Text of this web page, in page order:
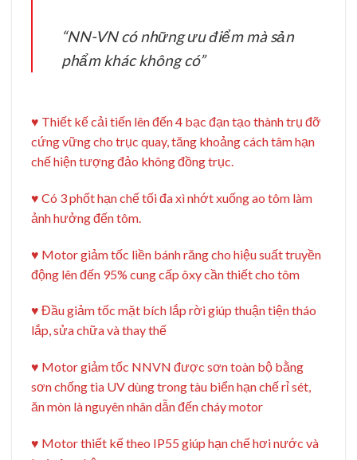
“NN-VN có những ưu điểm mà sản
phẩm khác không có”
♥️ Thiết kế cải tiến lên đến 4 bạc đạn tạo thành trụ đỡ
cứng vững cho trục quay, tăng khoảng cách tâm hạn
chế hiện tượng đảo không đồng trục.
♥️ Có 3 phốt hạn chế tối đa xì nhớt xuống ao tôm làm
ảnh hưởng đến tôm.
♥️ Motor giảm tốc liền bánh răng cho hiệu suất truyền
động lên đến 95% cung cấp ôxy cần thiết cho tôm
♥️ Đầu giảm tốc mặt bích lắp rời giúp thuận tiện tháo
lắp, sửa chữa và thay thế
♥️ Motor giảm tốc NNVN được sơn toàn bộ bằng
sơn chống tia UV dùng trong tàu biển hạn chế rỉ sét,
ăn mòn là nguyên nhân dẫn đến cháy motor
♥️ Motor thiết kế theo IP55 giúp hạn chế hơi nước và